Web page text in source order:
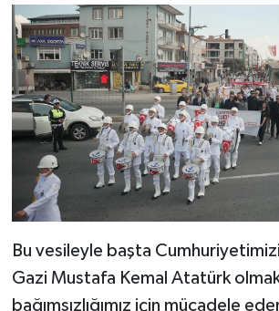
Bu vesileyle başta
Gazi Mustafa Kemal Atatürk
bağımsızlığımız için mücadele